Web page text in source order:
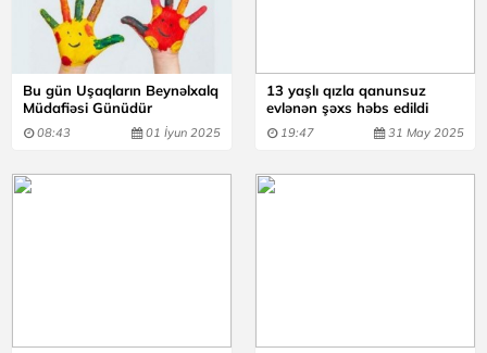
Bu gün Uşaqların Beynəlxalq
Müdafiəsi Günüdür
08:43 01 İyun 2025
13 yaşlı qızla qanunsuz
evlənən şəxs həbs edildi
19:47 31 May 2025